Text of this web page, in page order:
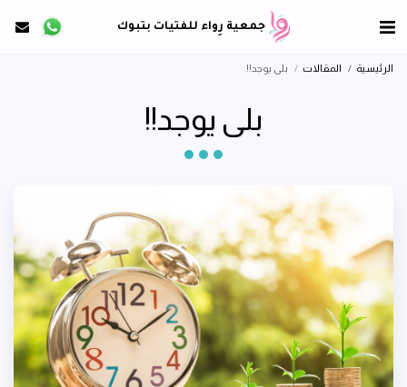
جمعية رِواء للفتيات بتبوك
الرئيسية المقالات بلى يوجد!!
بلى يوجد!!